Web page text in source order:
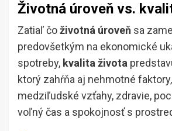
Životná úroveň vs.
Zatiaľ čoživotná úroveň sa
predovšetkým na ekonomické
spotreby, kvalita života
ktorý zahŕňa aj nehmotné
medziľudské vzťahy, zdravie,
voľný čas a spokojnosť s